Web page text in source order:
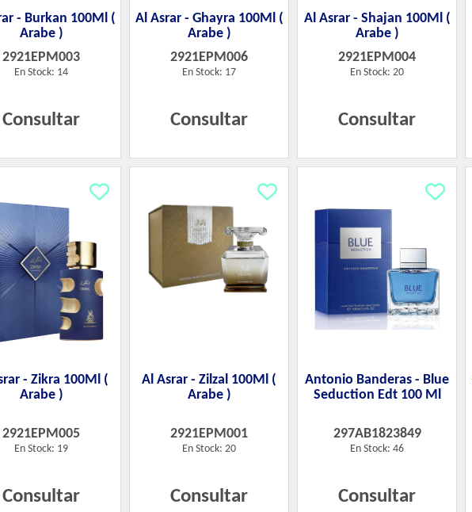
- Burkan 100Ml (
Arabe )
2921EPM003
En Stock: 14
Consultar
Al Asrar - Ghayra 100Ml (
Arabe )
2921EPM006
En Stock: 17
Consultar
Al Asrar - Shajan 100Ml (
Arabe )
2921EPM004
En Stock: 20
Consultar
- Zikra 100Ml (
Arabe )
2921EPM005
En Stock: 19
Consultar
Al Asrar - Zilzal 100Ml (
Arabe )
2921EPM001
En Stock: 20
Consultar
Antonio Banderas - Blue
Seduction Edt 100 Ml
297AB1823849
En Stock: 46
Consultar